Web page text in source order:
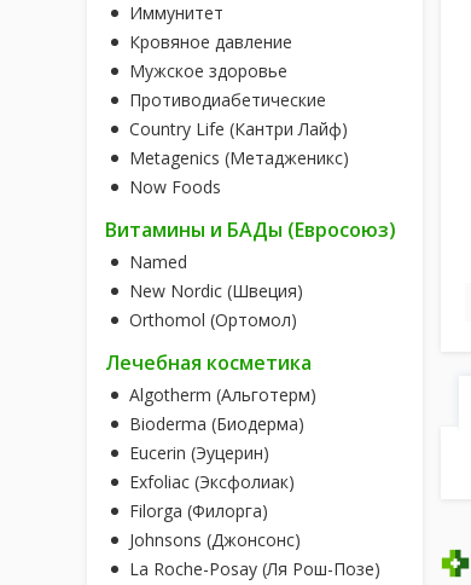
Иммунитет
Кровяное давление
Мужское здоровье
Противодиабетические
Country Life (Кантри Лайф)
Metagenics (Метадженикс)
Now Foods
Витамины и БАДы (Евросоюз)
Named
New Nordic (Швеция)
Orthomol (Ортомол)
Лечебная косметика
Algotherm (Альготерм)
Bioderma (Биодерма)
Eucerin (Эуцерин)
Exfoliac (Эксфолиак)
Filorga (Филорга)
Johnsons (Джонсонс)
La Roche-Posay (Ля Рош-Позе)